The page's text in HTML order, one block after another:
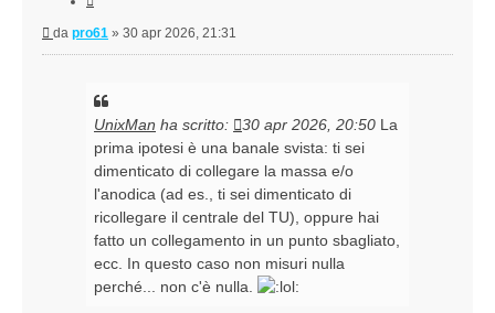
Messaggio
da pro61 » 30 apr 2026, 21:31
UnixMan ha scritto: 30 apr 2026, 20:50 La
prima ipotesi è una banale svista: ti sei
dimenticato di collegare la massa e/o
l'anodica (ad es., ti sei dimenticato di
ricollegare il centrale del TU), oppure hai
fatto un collegamento in un punto sbagliato,
ecc. In questo caso non misuri nulla
perché... non c'è nulla.